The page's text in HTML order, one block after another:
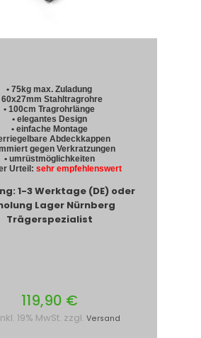
• 75kg max. Zuladung
60x27mm Stahltragrohre
• 100cm Tragrohrlänge
• elegantes Design
• einfache Montage
Abdeckkappen
gegen Verkratzungen
• umrüstmöglichkeiten
Urteil: sehr empfehlenswert
1-3 Werktage (DE) oder
Lager Nürnberg
Trägerspezialist
119,90 €
19% MwSt. zzgl. Versand